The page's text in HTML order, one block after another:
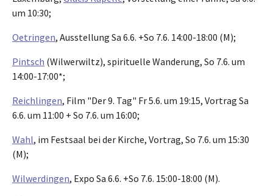
um 10:30;
Oetringen, Ausstellung Sa 6.6. +So 7.6. 14:00-18:00 (M);
Pintsch (Wilwerwiltz), spirituelle Wanderung, So 7.6. um
14:00-17:00*;
Reichlingen, Film "Der 9. Tag" Fr 5.6. um 19:15, Vortrag Sa
6.6. um 11:00 + So 7.6. um 16:00;
Wahl, im Festsaal bei der Kirche, Vortrag, So 7.6. um 15:30
(M);
Wilwerdingen, Expo Sa 6.6. +So 7.6. 15:00-18:00 (M).